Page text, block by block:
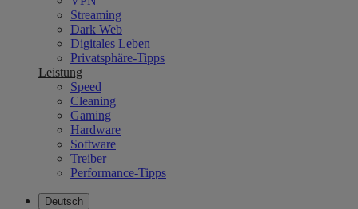
Streaming
Dark Web
Digitales Leben
Privatsphäre-Tipps
Leistung
Speed
Cleaning
Gaming
Hardware
Software
Treiber
Performance-Tipps
Deutsch